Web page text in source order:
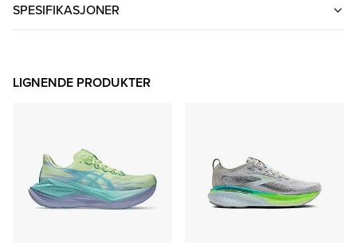
SPESIFIKASJONER
LIGNENDE PRODUKTER